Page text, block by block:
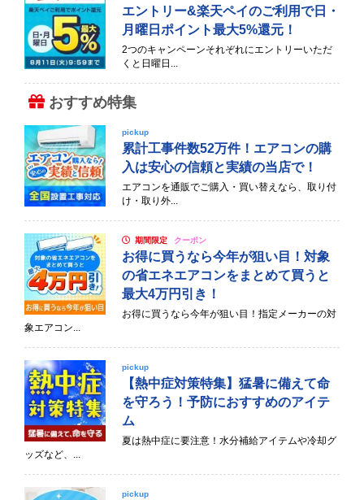
エントリー&楽天ペイのご利用で日・
月曜日ポイント最大5%還元！
2つのキャンペーンそれぞれにエントリーいただ
くと日曜日...
おすすめ特集
pickup
累計工事件数52万件！エアコンの購
入は安心の信頼と実績の当店で！
エアコンを通販でご購入・買い替えなら、取り付
け・取り外...
期間限定 クーポン
お得に買うなら今年が狙い目！対象
の省エネエアコンをまとめて買うと
最大4万円引き！
お得に買うなら今年が狙い目！指定メーカーの対
象エアコン...
pickup
【熱中症対策特集】猛暑に備えて命
を守ろう！予防におすすめのアイテ
ム
夏は熱中症に要注意！水分補給アイテムや冷却グ
ッズなど、...
pickup